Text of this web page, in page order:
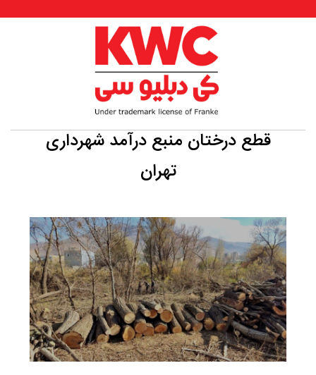
قطع درختان منبع درآمد شهرداری
تهران